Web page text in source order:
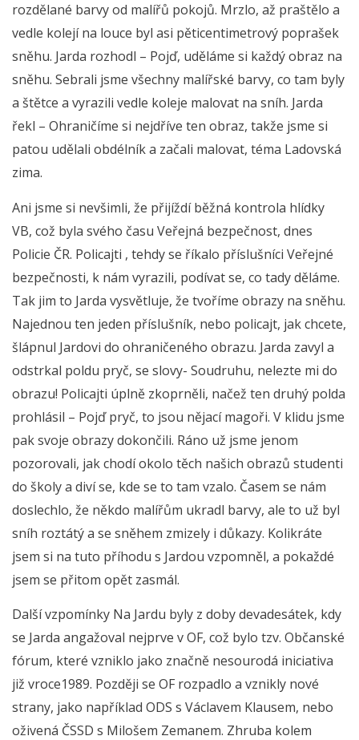
rozdělané barvy od malířů pokojů. Mrzlo, až praštělo a
vedle kolejí na louce byl asi pěticentimetrový poprašek
sněhu. Jarda rozhodl – Pojď, uděláme si každý obraz na
sněhu. Sebrali jsme všechny malířské barvy, co tam byly
a štětce a vyrazili vedle koleje malovat na sníh. Jarda
řekl – Ohraničíme si nejdříve ten obraz, takže jsme si
patou udělali obdélník a začali malovat, téma Ladovská
zima.
Ani jsme si nevšimli, že přijíždí běžná kontrola hlídky
VB, což byla svého času Veřejná bezpečnost, dnes
Policie ČR. Policajti , tehdy se říkalo příslušníci Veřejné
bezpečnosti, k nám vyrazili, podívat se, co tady děláme.
Tak jim to Jarda vysvětluje, že tvoříme obrazy na sněhu.
Najednou ten jeden příslušník, nebo policajt, jak chcete,
šlápnul Jardovi do ohraničeného obrazu. Jarda zavyl a
odstrkal poldu pryč, se slovy- Soudruhu, nelezte mi do
obrazu! Policajti úplně zkoprněli, načež ten druhý polda
prohlásil – Pojď pryč, to jsou nějací magoři. V klidu jsme
pak svoje obrazy dokončili. Ráno už jsme jenom
pozorovali, jak chodí okolo těch našich obrazů studenti
do školy a diví se, kde se to tam vzalo. Časem se nám
doslechlo, že někdo malířům ukradl barvy, ale to už byl
sníh roztátý a se sněhem zmizely i důkazy. Kolikráte
jsem si na tuto příhodu s Jardou vzpomněl, a pokaždé
jsem se přitom opět zasmál.
Další vzpomínky Na Jardu byly z doby devadesátek, kdy
se Jarda angažoval nejprve v OF, což bylo tzv. Občanské
fórum, které vzniklo jako značně nesourodá iniciativa
již vroce1989. Později se OF rozpadlo a vznikly nové
strany, jako například ODS s Václavem Klausem, nebo
oživená ČSSD s Milošem Zemanem. Zhruba kolem